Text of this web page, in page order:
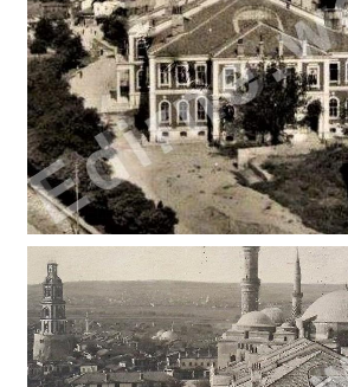
AHİ ÇELEBİ ÇUBUKÇULAR